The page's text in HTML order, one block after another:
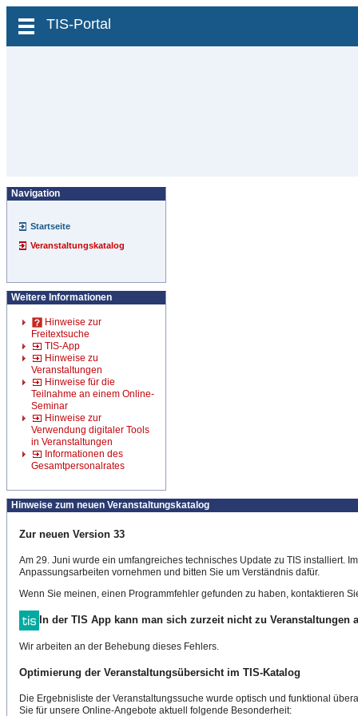
zum Inhalt wechseln
TIS-Portal
Navigation
Startseite
Veranstaltungskatalog
Weitere Informationen
Hinweise zur
Freitextsuche
TIS-App
Hinweise zu
Veranstaltungen
Hinweise für die
Teilnahme an einem Online-
Seminar
Hinweise zur
Verwendung digitaler Tools
in Veranstaltungen
Informationen des
Gesamtpersonalrates
Hinweise zum neuen Veranstaltungskatalog
Zur neuen Version 33
Am 29. Juni wurde ein umfangreiches technisches Update zu TIS installiert.
Anpassungsarbeiten vornehmen und bitten Sie um Verständnis dafür.
Wenn Sie meinen, einen Programmfehler gefunden zu haben, kontaktieren
In der TIS App kann man sich zurzeit nicht zu Veranstaltungen
Wir arbeiten an der Behebung dieses Fehlers.
Optimierung der Veranstaltungsübersicht im TIS-Katalog
Die Ergebnisliste der Veranstaltungssuche wurde optisch und funktional
Sie für unsere Online-Angebote aktuell folgende Besonderheit: